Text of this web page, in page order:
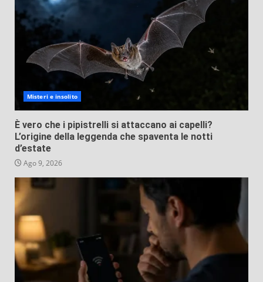
Misteri e insolito
È vero che i pipistrelli si attaccano ai capelli?
L’origine della leggenda che spaventa le notti
d’estate
Ago 9, 2026